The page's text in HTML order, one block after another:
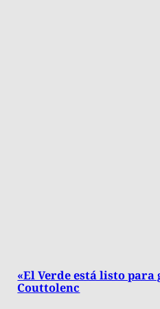
«El Verde está listo para
Couttolenc